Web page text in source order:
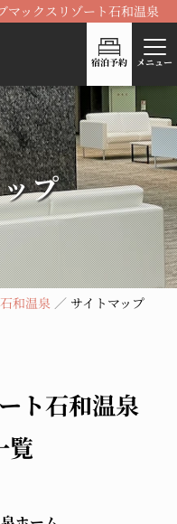
マックスリゾート石和温泉
宿泊予約 メニュー
プ
和温泉 サイトマップ
ト石和温泉
覧